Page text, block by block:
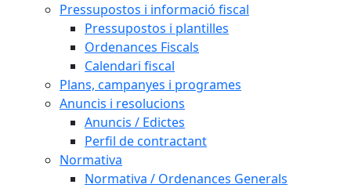
Pressupostos i informació fiscal
Pressupostos i plantilles
Ordenances Fiscals
Calendari fiscal
Plans, campanyes i programes
Anuncis i resolucions
Anuncis / Edictes
Perfil de contractant
Normativa
Normativa / Ordenances Generals